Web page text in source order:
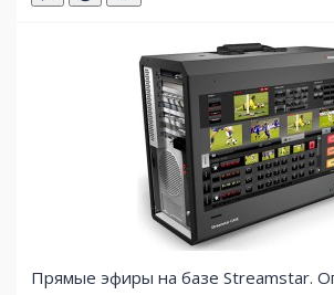
Прямые эфиры на базе Streamstar.